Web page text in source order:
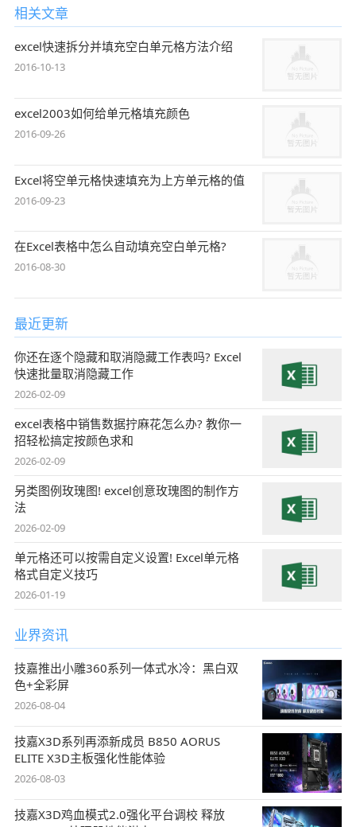
相关文章
excel快速拆分并填充空白单元格方法介绍
2016-10-13
excel2003如何给单元格填充颜色
2016-09-26
Excel将空单元格快速填充为上方单元格的值
2016-09-23
在Excel表格中怎么自动填充空白单元格?
2016-08-30
最近更新
你还在逐个隐藏和取消隐藏工作表吗? Excel
快速批量取消隐藏工作
2026-02-09
excel表格中销售数据拧麻花怎么办? 教你一
招轻松搞定按颜色求和
2026-02-09
另类图例玫瑰图! excel创意玫瑰图的制作方
法
2026-02-09
单元格还可以按需自定义设置! Excel单元格
格式自定义技巧
2026-01-19
业界资讯
技嘉推出小雕360系列一体式水冷：黑白双
色+全彩屏
2026-08-04
技嘉X3D系列再添新成员 B850 AORUS
ELITE X3D主板强化性能体验
2026-08-03
技嘉X3D鸡血模式2.0强化平台调校 释放